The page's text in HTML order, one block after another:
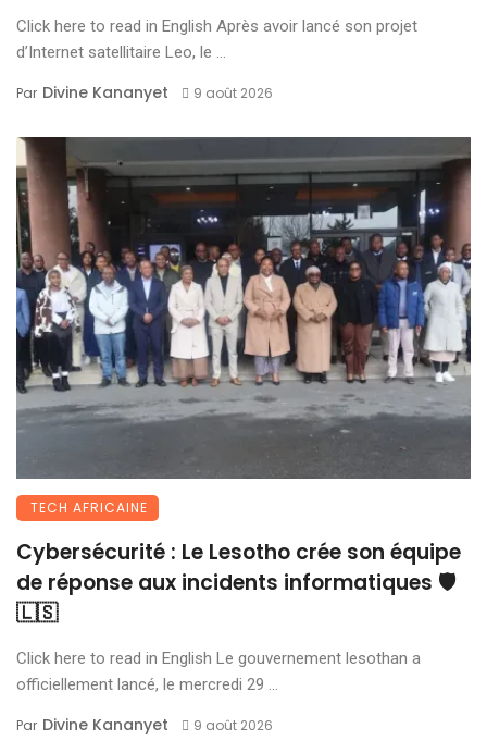
Click here to read in English Après avoir lancé son projet
d’Internet satellitaire Leo, le ...
Par Divine Kananyet 9 août 2026
TECH AFRICAINE
Cybersécurité : Le Lesotho crée son équipe
de réponse aux incidents informatiques 🛡️
🇱🇸
Click here to read in English Le gouvernement lesothan a
officiellement lancé, le mercredi 29 ...
Par Divine Kananyet 9 août 2026